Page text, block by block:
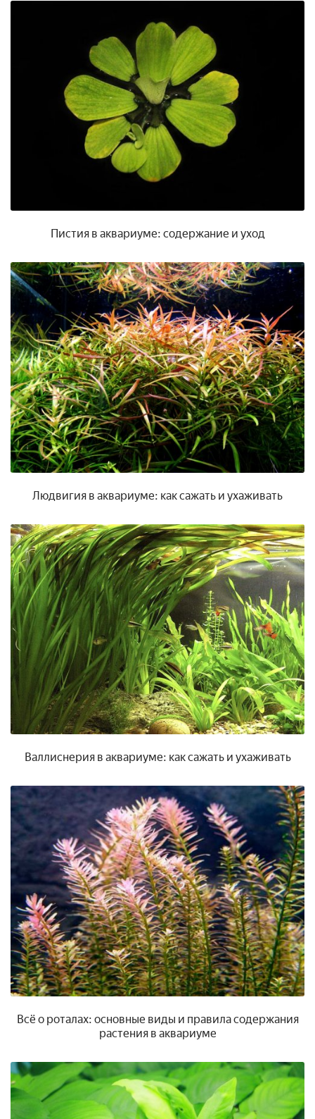
Пистия в аквариуме: содержание и уход
Людвигия в аквариуме: как сажать и ухаживать
Валлиснерия в аквариуме: как сажать и ухаживать
Всё о роталах: основные виды и правила содержания
растения в аквариуме